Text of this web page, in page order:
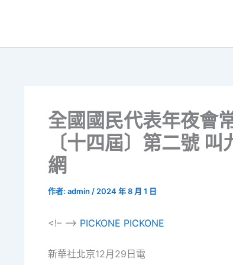
全國國民代表年夜會
〔十四屆〕第二號
網
作者: admin / 2024 年 8 月 1 日
<!– –> PICKONE PICKONE
新華社北京12月29日電